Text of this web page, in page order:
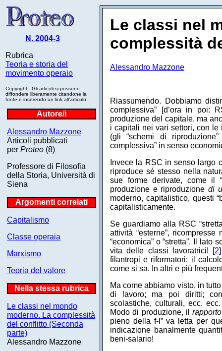
N. 2004-3
Rubrica
Teoria e storia del
movimento operaio
Copyright - Gli articoli si possono
diffondere liberamente citandone la
fonte e inserendo un link all'articolo
Autore/i
Alessandro Mazzone
Articoli pubblicati
per Proteo (8)
Professore di Filosofia
della Storia, Università di
Siena
Argomenti correlati
Capitalismo
Classe operaia
Marxismo
Teoria del valore
Nella stessa rubrica
Le classi nel mondo
moderno. La complessità
del conflitto (Seconda
parte)
Alessandro Mazzone
Le classi nel
complessità
Alessandro Mazzone
Riassumendo. Dobbiamo
complessiva” [d’ora in poi:
produzione del capitale, ma
i capitali nei vari settori, con
(gli “schemi di
complessiva” in senso
Invece la RSC in senso largo
riproduce sé stesso nella
sue forme derivate, come il
produzione e riproduzione di
moderno, capitalistico, questi
capitalisticamente.
Se guardiamo alla RSC
attività “esterne”,
“economica” o “stretta”. Il
vita delle classi lavoratrici! [2
filantropi e riformatori: il
come si sa. In altri e più
Ma come abbiamo visto, in
di lavoro; ma poi diritti;
scolastiche, culturali, ecc.
Modo di produzione, il
pieno della f-l” va letta per
indicazione banalmente
beni-salario!